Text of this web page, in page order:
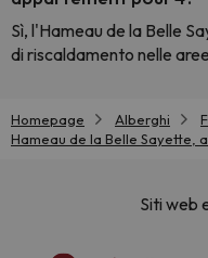
Sì, l'Hameau de la Belle
di riscaldamento nelle
Homepage Alberghi
Hameau de la Belle Sayette,
Siti web